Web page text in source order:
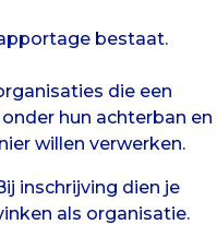
bestaat.
die een
hun achterban en
willen verwerken.
inschrijving dien je
als organisatie.